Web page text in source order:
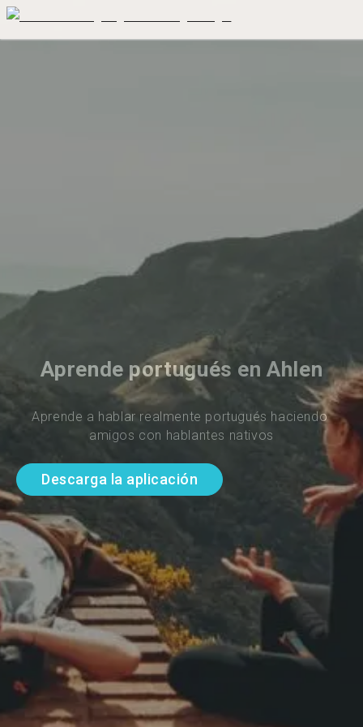
Aprende portugués en Ahlen
Aprende a hablar realmente portugués haciendo
amigos con hablantes nativos
Descarga la aplicación